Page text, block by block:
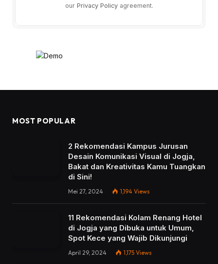
our Privacy Policyagreement.
MOST POPULAR
2 Rekomendasi Kampus Jurusan
Desain Komunikasi Visual di Jogja,
Bakat dan Kreativitas Kamu Tuangkan
di Sini!
Mei 27, 2024 1,194 Views
11 Rekomendasi Kolam Renang Hotel
di Jogja yang Dibuka untuk Umum,
Spot Kece yang Wajib Dikunjungi
April 29, 2024 1,175 Views